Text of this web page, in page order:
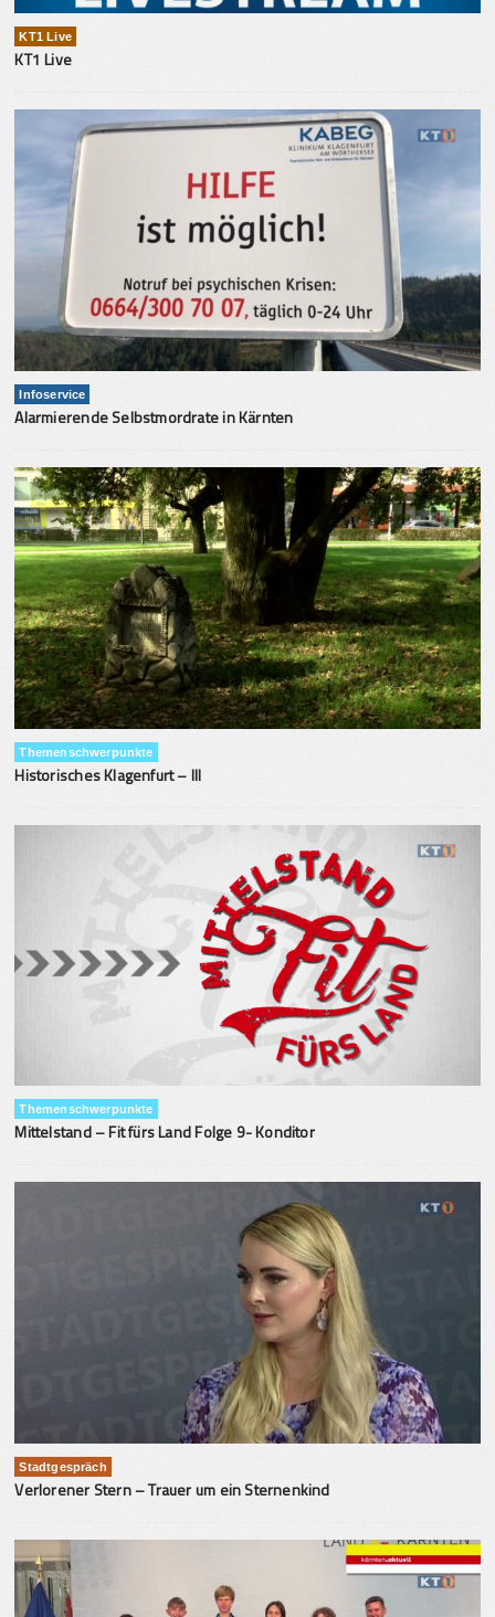
KT1 Live
KT1 Live
Infoservice
Alarmierende Selbstmordrate in Kärnten
Themenschwerpunkte
Historisches Klagenfurt – III
Themenschwerpunkte
Mittelstand – Fit fürs Land Folge 9- Konditor
Stadtgespräch
Verlorener Stern – Trauer um ein Sternenkind